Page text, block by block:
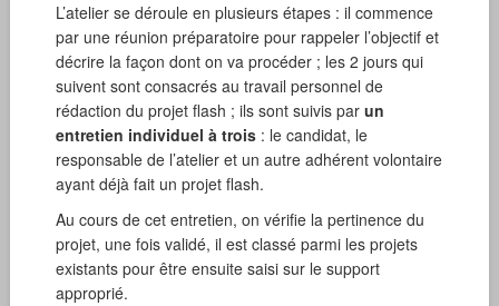
L’atelier se déroule en plusieurs étapes : il commence
par une réunion préparatoire pour rappeler l’objectif et
décrire la façon dont on va procéder ; les 2 jours qui
suivent sont consacrés au travail personnel de
rédaction du projet flash ; ils sont suivis par un
entretien individuel à trois : le candidat, le
responsable de l’atelier et un autre adhérent volontaire
ayant déjà fait un projet flash.
Au cours de cet entretien, on vérifie la pertinence du
projet, une fois validé, il est classé parmi les projets
existants pour être ensuite saisi sur le support
approprié.